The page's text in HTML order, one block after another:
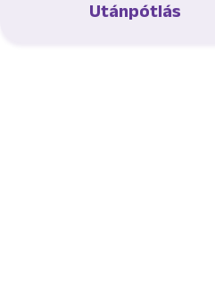
Utánpótlás